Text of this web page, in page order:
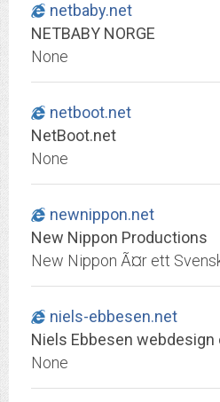
netbaby.net
NETBABY NORGE
None
netboot.net
NetBoot.net
None
newnippon.net
New Nippon Productions
niels-ebbesen.net
Niels Ebbesen webdesign
None